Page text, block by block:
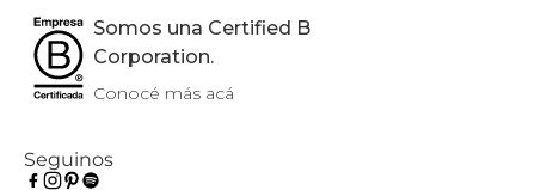
Somos una Certified B
Corporation.
Conocé más acá
Seguinos